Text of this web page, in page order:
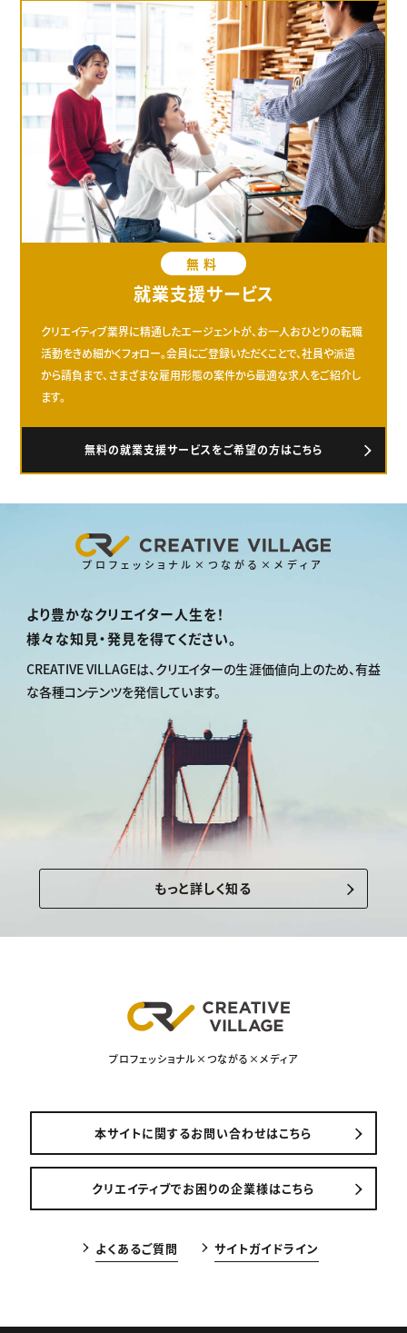
無料
就業支援サービス
クリエイティブ業界に精通したエージェントが、お一人おひとりの転職
活動をきめ細かくフォロー。会員にご登録いただくことで、社員や派遣
から請負まで、さまざまな雇用形態の案件から最適な求人をご紹介し
ます。
無料の就業支援サービスをご希望の方はこちら
プロフェッショナル×つながる×メディア
より豊かなクリエイター人生を！
様々な知見・発見を得てください。
CREATIVE VILLAGEは、 クリエイターの生涯価値向上のため、有益
な各種コンテンツを発信しています。
もっと詳しく知る
プロフェッショナル×つながる×メディア
本サイトに関するお問い合わせはこちら
クリエイティブでお困りの企業様はこちら
よくあるご質問 サイトガイドライン